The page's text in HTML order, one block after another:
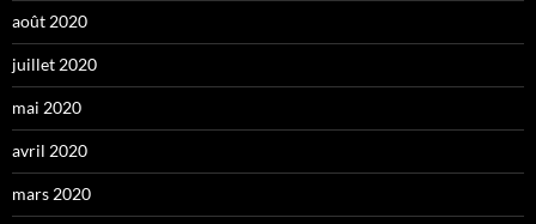
août 2020
juillet 2020
mai 2020
avril 2020
mars 2020